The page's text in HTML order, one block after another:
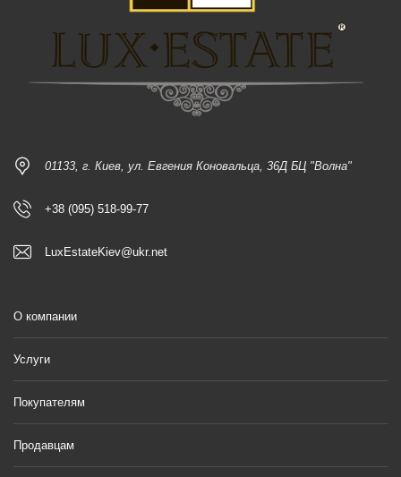
01133, г. Киев, ул. Евгения Коновальца, 36Д БЦ "Волна"
+38 (095) 518-99-77
LuxEstateKiev@ukr.net
О компании
Услуги
Покупателям
Продавцам